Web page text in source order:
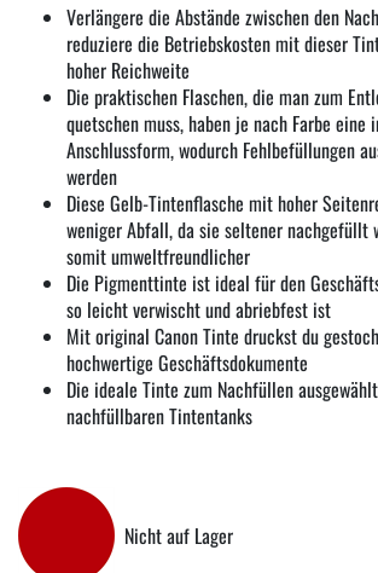
Verlängere die Abstände zwischen den
reduziere die Betriebskosten mit dieser
hoher Reichweite
Die praktischen Flaschen, die man zum
quetschen muss, haben je nach Farbe eine
Anschlussform, wodurch Fehlbefüllungen
werden
Diese Gelb-Tintenflasche mit hoher
weniger Abfall, da sie seltener nachgefüllt
somit umweltfreundlicher
Die Pigmenttinte ist ideal für den
so leicht verwischt und abriebfest ist
Mit original Canon Tinte druckst du
hochwertige Geschäftsdokumente
Die ideale Tinte zum Nachfüllen
nachfüllbaren Tintentanks
Nicht auf Lager